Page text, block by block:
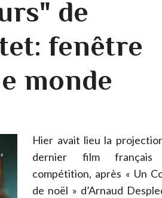
de
fenêtre
monde
Hier avait lieu la
dernier film français
compétition, après « Un
de noël » d’Arnaud